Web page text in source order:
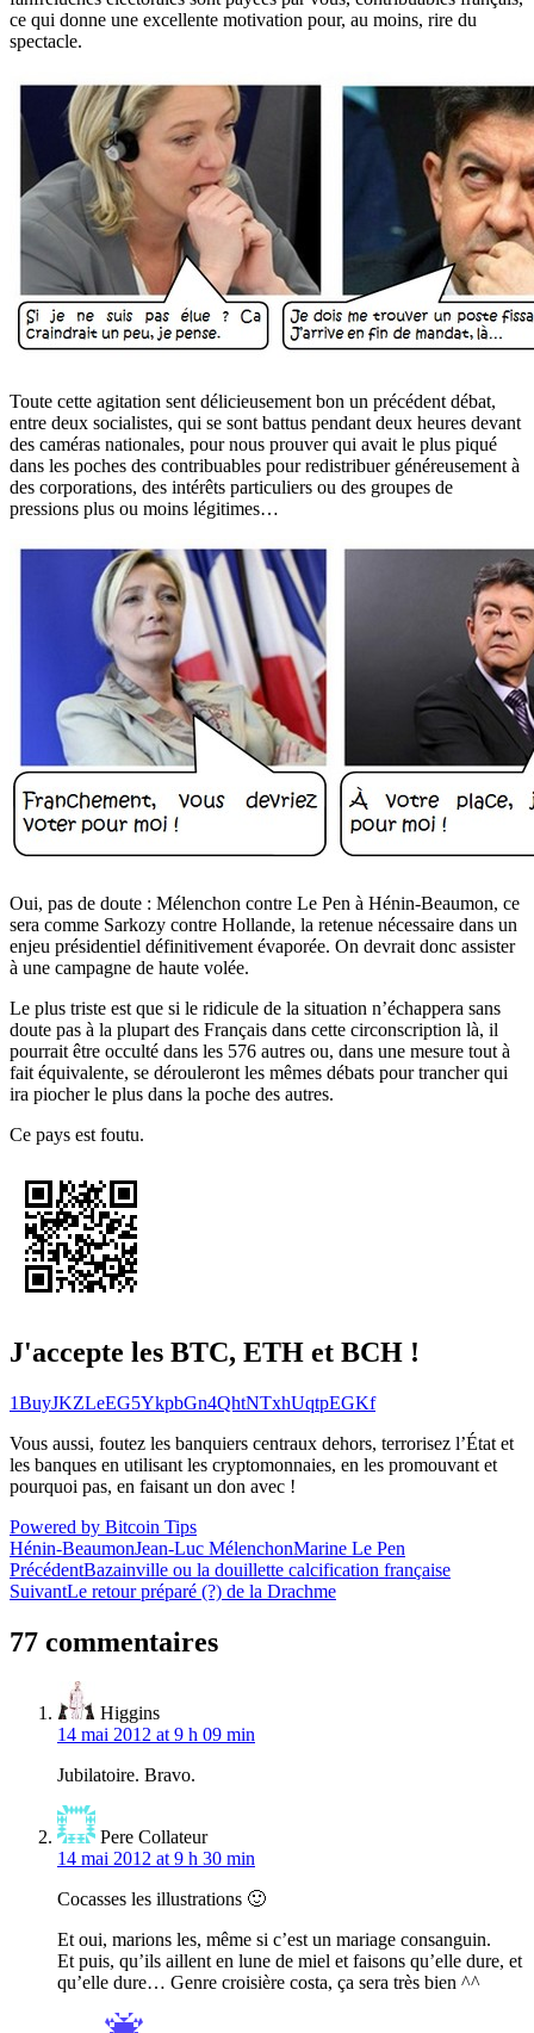
ce qui donne une excellente motivation pour, au moins, rire du
spectacle.
Toute cette agitation sent délicieusement bon un précédent débat,
entre deux socialistes, qui se sont battus pendant deux heures devant
des caméras nationales, pour nous prouver qui avait le plus piqué
dans les poches des contribuables pour redistribuer généreusement à
des corporations, des intérêts particuliers ou des groupes de
pressions plus ou moins légitimes…
Oui, pas de doute : Mélenchon contre Le Pen à Hénin-Beaumon, ce
sera comme Sarkozy contre Hollande, la retenue nécessaire dans un
enjeu présidentiel définitivement évaporée. On devrait donc assister
à une campagne de haute volée.
Le plus triste est que si le ridicule de la situation n’échappera sans
doute pas à la plupart des Français dans cette circonscription là, il
pourrait être occulté dans les 576 autres ou, dans une mesure tout à
fait équivalente, se dérouleront les mêmes débats pour trancher qui
ira piocher le plus dans la poche des autres.
Ce pays est foutu.
J'accepte les BTC, ETH et BCH !
1BuyJKZLeEG5YkpbGn4QhtNTxhUqtpEGKf
Vous aussi, foutez les banquiers centraux dehors, terrorisez l’État et
les banques en utilisant les cryptomonnaies, en les promouvant et
pourquoi pas, en faisant un don avec !
Powered by Bitcoin Tips
Hénin-BeaumonJean-Luc MélenchonMarine Le Pen
Navigation
de
l’article
PrécédentBazainville ou la douillette calcification française
SuivantLe retour préparé (?) de la Drachme
77 commentaires
Higgins
14 mai 2012 at 9 h 09 min
Jubilatoire. Bravo.
Pere Collateur
14 mai 2012 at 9 h 30 min
Cocasses les illustrations 🙂
Et oui, marions les, même si c’est un mariage consanguin.
Et puis, qu’ils aillent en lune de miel et faisons qu’elle dure, et
qu’elle dure… Genre croisière costa, ça sera très bien ^^